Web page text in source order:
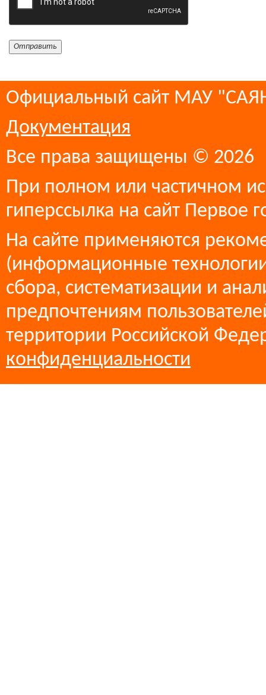
Официальный сайт МАУ
Документация
Все права защищены © 2026
При полном или частичном
гиперссылка на сайт Первое
На сайте применяются
(информационные
сбора, систематизации и
предпочтениям
территории Российской
конфиденциальности